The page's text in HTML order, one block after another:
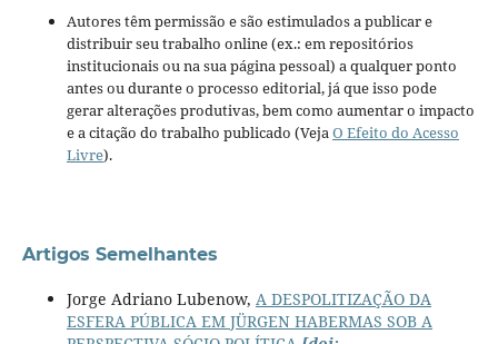
Autores têm permissão e são estimulados a publicar e
distribuir seu trabalho online (ex.: em repositórios
institucionais ou na sua página pessoal) a qualquer ponto
antes ou durante o processo editorial, já que isso pode
gerar alterações produtivas, bem como aumentar o impacto
e a citação do trabalho publicado (VejaO Efeito do Acesso
Livre).
Artigos Semelhantes
Jorge Adriano Lubenow, A DESPOLITIZAÇÃO DA
ESFERA PÚBLICA EM JÜRGEN HABERMAS SOB A